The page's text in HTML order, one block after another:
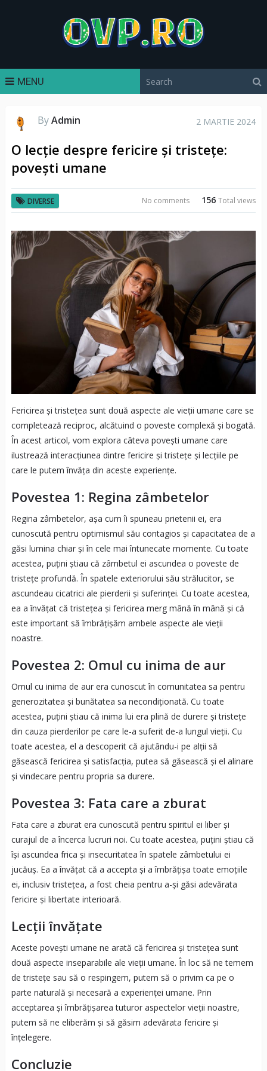
MENU
ByAdmin 2 MARTIE 2024
O lecție despre fericire și tristețe:
povești umane
DIVERSE 156Total views
No comments
Fericirea și tristețea sunt două aspecte ale vieții umane care se
completează reciproc, alcătuind o poveste complexă și bogată.
În acest articol, vom explora câteva povești umane care
ilustrează interacțiunea dintre fericire și tristețe și lecțiile pe
care le putem învăța din aceste experiențe.
Povestea 1: Regina zâmbetelor
Regina zâmbetelor, așa cum îi spuneau prietenii ei, era
cunoscută pentru optimismul său contagios și capacitatea de a
găsi lumina chiar și în cele mai întunecate momente. Cu toate
acestea, puțini știau că zâmbetul ei ascundea o poveste de
tristețe profundă. În spatele exteriorului său strălucitor, se
ascundeau cicatrici ale pierderii și suferinței. Cu toate acestea,
ea a învățat că tristețea și fericirea merg mână în mână și că
este important să îmbrățișăm ambele aspecte ale vieții
noastre.
Povestea 2: Omul cu inima de aur
Omul cu inima de aur era cunoscut în comunitatea sa pentru
generozitatea și bunătatea sa necondiționată. Cu toate
acestea, puțini știau că inima lui era plină de durere și tristețe
din cauza pierderilor pe care le-a suferit de-a lungul vieții. Cu
toate acestea, el a descoperit că ajutându-i pe alții să
găsească fericirea și satisfacția, putea să găsească și el alinare
și vindecare pentru propria sa durere.
Povestea 3: Fata care a zburat
Fata care a zburat era cunoscută pentru spiritul ei liber și
curajul de a încerca lucruri noi. Cu toate acestea, puțini știau că
își ascundea frica și insecuritatea în spatele zâmbetului ei
jucăuș. Ea a învățat că a accepta și a îmbrățișa toate emoțiile
ei, inclusiv tristețea, a fost cheia pentru a-și găsi adevărata
fericire și libertate interioară.
Lecții învățate
Aceste povești umane ne arată că fericirea și tristețea sunt
două aspecte inseparabile ale vieții umane. În loc să ne temem
de tristețe sau să o respingem, putem să o privim ca pe o
parte naturală și necesară a experienței umane. Prin
acceptarea și îmbrățișarea tuturor aspectelor vieții noastre,
putem să ne eliberăm și să găsim adevărata fericire și
înțelegere.
Concluzie